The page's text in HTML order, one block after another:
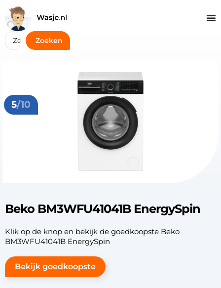
Zoeken
5/10
Beko BM3WFU41041B EnergySpin
Klik op de knop en bekijk de goedkoopste Beko
BM3WFU41041B EnergySpin
Bekijk goedkoopste